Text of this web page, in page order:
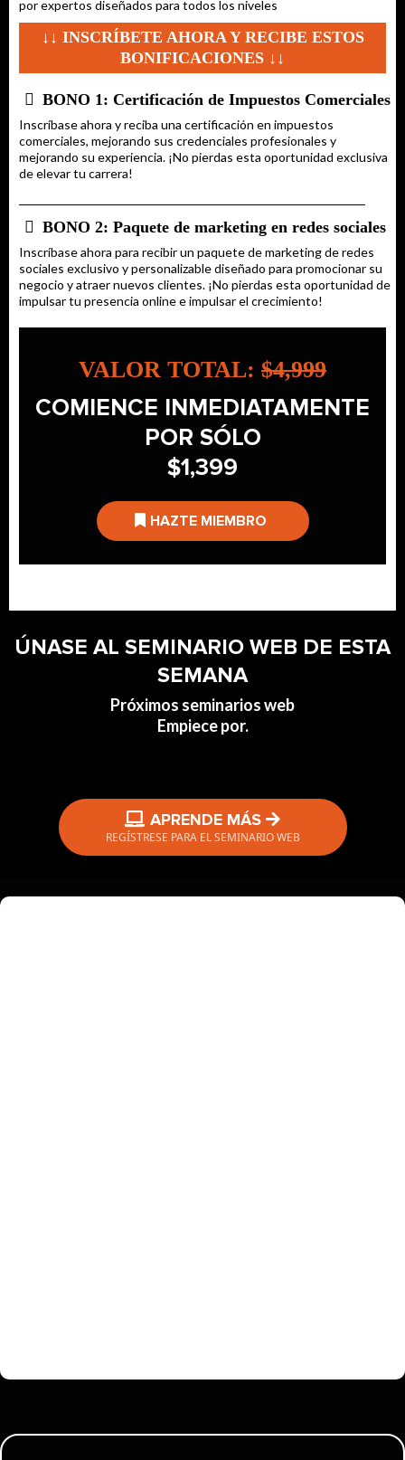
por expertos diseñados para todos los niveles
↓↓ INSCRÍBETE AHORA Y RECIBE ESTOS
BONIFICACIONES ↓↓
BONO 1: Certificación de Impuestos Comerciales
Inscríbase ahora y reciba una certificación en impuestos
comerciales, mejorando sus credenciales profesionales y
mejorando su experiencia. ¡No pierdas esta oportunidad exclusiva
de elevar tu carrera!
BONO 2: Paquete de marketing en redes sociales
Inscríbase ahora para recibir un paquete de marketing de redes
sociales exclusivo y personalizable diseñado para promocionar su
negocio y atraer nuevos clientes. ¡No pierdas esta oportunidad de
impulsar tu presencia online e impulsar el crecimiento!
VALOR TOTAL: $4,999
COMIENCE INMEDIATAMENTE
POR SÓLO
$1,399
HAZTE MIEMBRO
ÚNASE AL SEMINARIO WEB DE ESTA
SEMANA
Próximos seminarios web
Empiece por.
APRENDE MÁS
REGÍSTRESE PARA EL SEMINARIO WEB